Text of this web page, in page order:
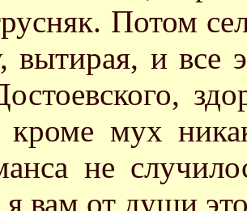
Потом
вытирая, и все
мух
не
я вам от души